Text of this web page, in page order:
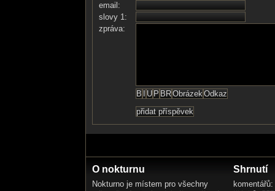
email:
slovy 1:
zpráva:
O nokturnu
Nokturno je místem pro všechny
Shrnutí